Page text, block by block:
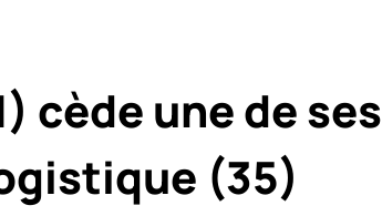
cède une de ses
(35)